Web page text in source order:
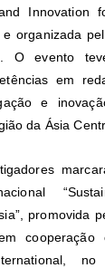
Innovation
organizada
O evento
em
e
da Ásia
promovida